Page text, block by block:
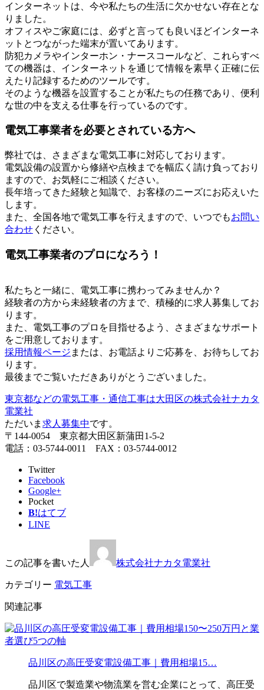
インターネットは、今や私たちの生活に欠かせない存在とな
りました。
オフィスやご家庭には、必ずと言っても良いほどインターネ
ットとつながった端末が置いてあります。
防犯カメラやインターホン・ナースコールなど、これらすべ
ての機器は、インターネットを通じて情報を素早く正確に伝
えたり記録するためのツールです。
そのような機器を設置することが私たちの任務であり、便利
な世の中を支える仕事を行っているのです。
電気工事業者を必要とされている方へ
弊社では、さまざまな電気工事に対応しております。
電気設備の設置から修繕や点検までを幅広く請け負っており
ますので、お気軽にご相談ください。
長年培ってきた経験と知識で、お客様のニーズにお応えいた
します。
また、全国各地で電気工事を行えますので、いつでもお問い
合わせ ください。
電気工事業者のプロになろう！
私たちと一緒に、電気工事に携わってみませんか？
経験者の方から未経験者の方まで、積極的に求人募集してお
ります。
また、電気工事のプロを目指せるよう、さまざまなサポート
をご用意しております。
採用情報ページ または、お電話よりご応募を、お待ちしてお
ります。
最後までご覧いただきありがとうございました。
東京都などの電気工事・通信工事は大田区の株式会社ナカタ
電業社
ただいま 求人募集中です。
〒144-0054 東京都大田区新蒲田1-5-2
電話：03-5744-0011 FAX：03-5744-0012
Twitter
Facebook
Google+
Pocket
B!はてブ
LINE
この記事を書いた人 株式会社ナカタ電業社
カテゴリー 電気工事
関連記事
品川区の高圧受変電設備工事｜費用相場15…
品川区で製造業や物流業を営む企業にとって、高圧受